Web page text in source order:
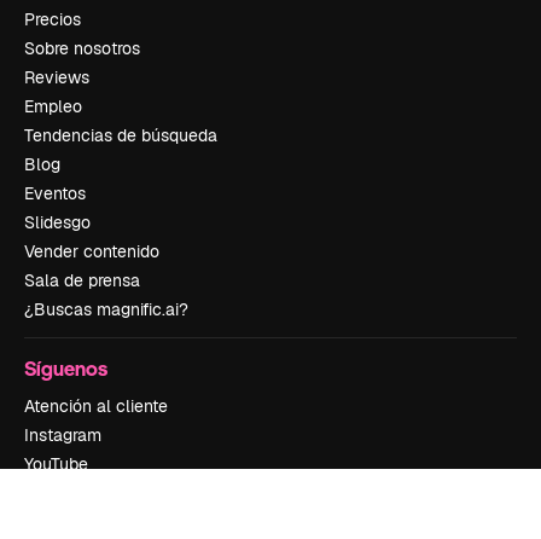
Precios
Sobre nosotros
Reviews
Empleo
Tendencias de búsqueda
Blog
Eventos
Slidesgo
Vender contenido
Sala de prensa
¿Buscas magnific.ai?
Síguenos
Atención al cliente
Instagram
YouTube